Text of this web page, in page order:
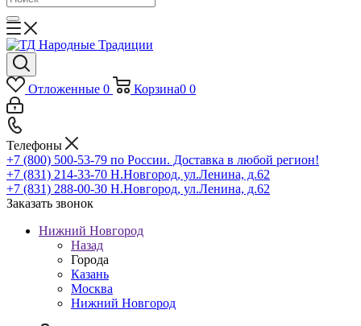
Отложенные 0 Корзина0 0
Телефоны
+7 (800) 500-53-79 по России. Доставка в любой регион!
+7 (831) 214-33-70 Н.Новгород, ул.Ленина, д.62
+7 (831) 288-00-30 Н.Новгород, ул.Ленина, д.62
Заказать звонок
Нижний Новгород
Назад
Города
Казань
Москва
Нижний Новгород